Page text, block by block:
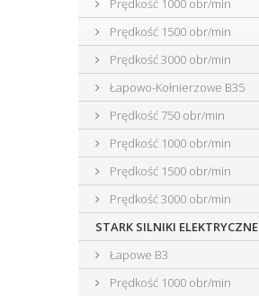
Prędkość 1000 obr/min
Prędkość 1500 obr/min
Prędkość 3000 obr/min
Łapowo-Kołnierzowe B35
Prędkość 750 obr/min
Prędkość 1000 obr/min
Prędkość 1500 obr/min
Prędkość 3000 obr/min
STARK SILNIKI ELEKTRYCZNE
Łapowe B3
Prędkość 1000 obr/min